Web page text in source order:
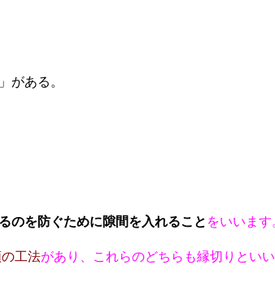
がある。
のを防ぐために隙間を入れること をいいます
工法があり、これらのどちらも縁切りとい